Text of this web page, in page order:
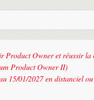
Product Owner et réussir la
Product Owner II)
15/01/2027 en distanciel